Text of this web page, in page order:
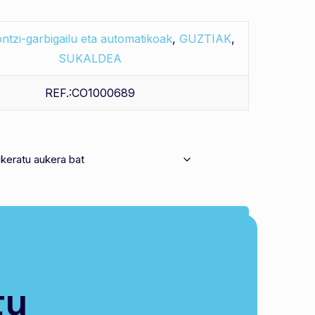
garbigailu eta automatikoak, GUZTIAK,
SUKALDEA
REF.:CO1000689